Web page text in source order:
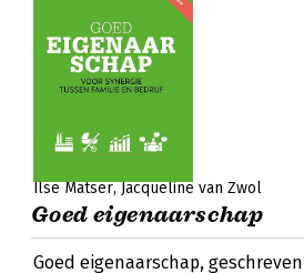
Ilse Matser Jacqueline van Zwol
Goed eigenaarschap
Goed eigenaarschap,